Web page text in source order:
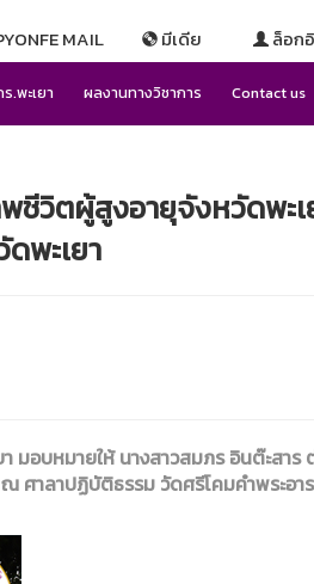
MAIL มีเดีย ล็อก
.พะเยา ผลงานทางวิชาการ Contact us
ชีวิตผู้สูงอายุจังหวัดพะ
พะเยา
มอบหมายให้ นางสาวสมภร อินต๊ะสาร
ศาลาปฏิบัติธรรม วัดศรีโคมคำพระอา